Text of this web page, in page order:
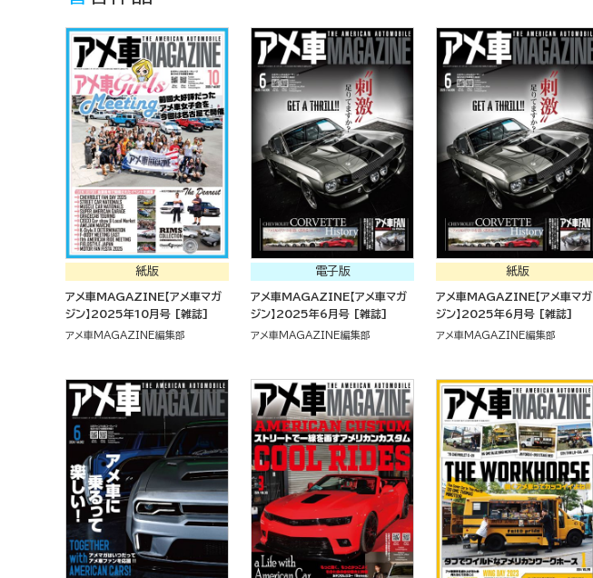
紙版
アメ車MAGAZINE【アメ車マガ
ジン】2025年10月号 [雑誌]
アメ車MAGAZINE編集部
電子版
アメ車MAGAZINE【アメ車マガ
ジン】2025年6月号 [雑誌]
アメ車MAGAZINE編集部
紙版
アメ車MAGAZINE【アメ車マガ
ジン】2025年6月号 [雑誌]
アメ車MAGAZINE編集部